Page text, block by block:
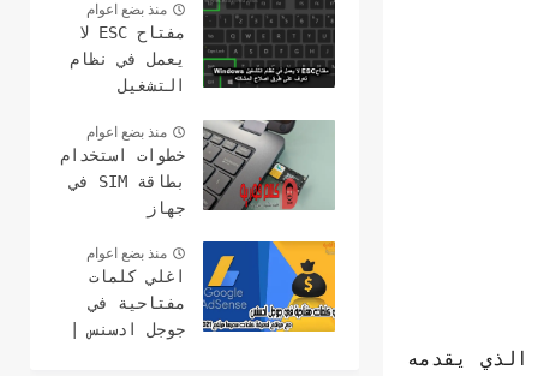
يقدمه
الفيس بوك هل
هذا ممكن؟
منذ بضع اعوام
مفتاح ESC لا
يعمل في نظام
التشغيل
طرق لإصلاح
منذ بضع اعوام
خطوات استخدام
بطاقة SIM في
جهاز
وعمل مكالمات
منذ بضع اعوام
اغلي كلمات
مفتاحية في
جوجل ادسنس |